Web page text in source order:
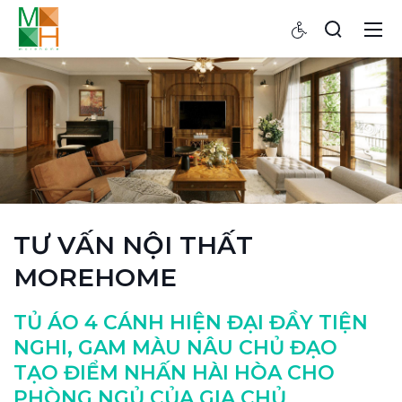
TƯ VẤN NỘI THẤT
MOREHOME
TỦ ÁO 4 CÁNH HIỆN ĐẠI ĐẦY TIỆN
NGHI, GAM MÀU NÂU CHỦ ĐẠO
TẠO ĐIỂM NHẤN HÀI HÒA CHO